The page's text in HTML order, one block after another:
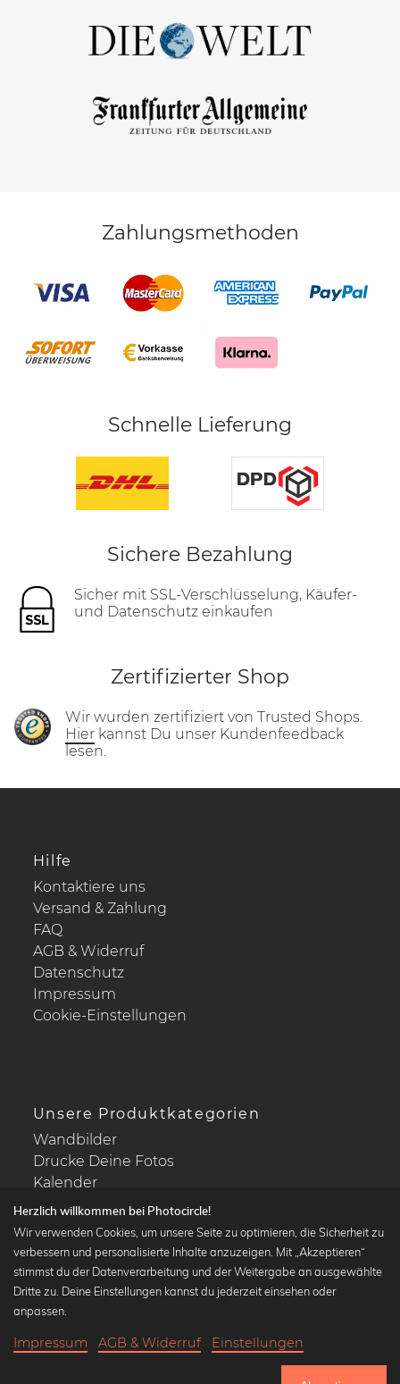
Zahlungsmethoden
Schnelle Lieferung
Sichere Bezahlung
Sicher mit SSL-Verschlüsselung, Käufer-
und Datenschutz einkaufen
Zertifizierter Shop
Wir wurden zertifiziert von Trusted Shops.
Hier kannst Du unser Kundenfeedback
lesen.
Hilfe
Kontaktiere uns
Versand & Zahlung
FAQ
AGB & Widerruf
Datenschutz
Impressum
Cookie-Einstellungen
Unsere Produktkategorien
Wandbilder
Drucke Deine Fotos
Kalender
Beliebte Kollektionen
Wandbilder in schwarz-weiß
Klassiker der Kunstgeschichte
Herzlich willkommen bei Photocircle!
Wir verwenden Cookies, um unsere Seite zu optimieren, die Sicherheit zu
verbessern und personalisierte Inhalte anzuzeigen. Mit „Akzeptieren“
stimmst du der Datenverarbeitung und der Weitergabe an ausgewählte
Dritte zu. Deine Einstellungen kannst du jederzeit einsehen oder
anpassen.
Impressum AGB & Widerruf Einstellungen